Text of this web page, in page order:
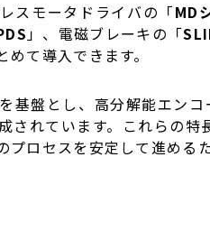
スモータドライバの「MD
」、電磁ブレーキの「
て導入できます。
基盤とし、高分解能エン
されています。これらの
ロセスを安定して進める